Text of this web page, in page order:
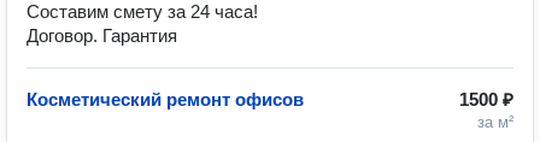
Составим смету за 24 часа!
Договор. Гарантия
1500 ₽
за м²
Косметический ремонт офисов